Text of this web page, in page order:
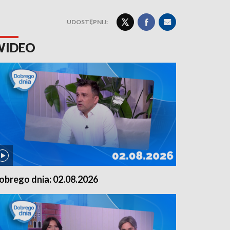
UDOSTĘPNIJ:
dnia: 02.08.2026